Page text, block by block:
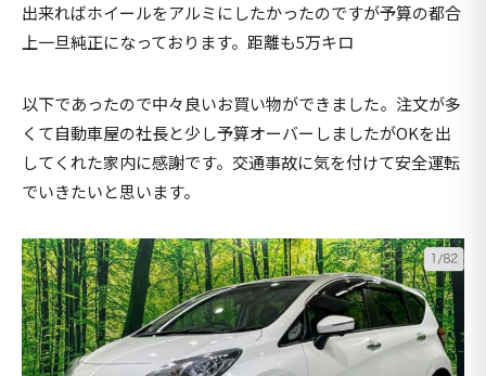
出来ればホイールをアルミにしたかったのですが予算の都合
上一旦純正になっております。距離も5万キロ
以下であったので中々良いお買い物ができました。注文が多
くて自動車屋の社長と少し予算オーバーしましたがOKを出
してくれた家内に感謝です。交通事故に気を付けて安全運転
でいきたいと思います。